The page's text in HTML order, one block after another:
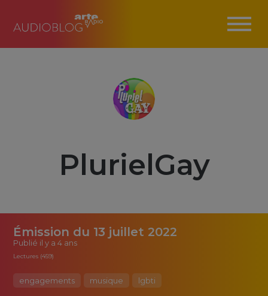
PlurielGay
Émission du 13 juillet 2022
Publié il y a 4 ans
Lectures (459)
engagements musique lgbti